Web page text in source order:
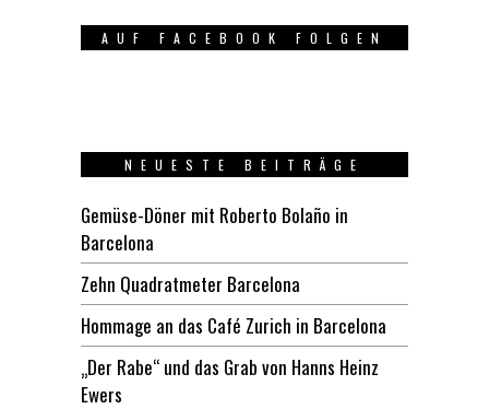
AUF FACEBOOK FOLGEN
NEUESTE BEITRÄGE
Gemüse-Döner mit Roberto Bolaño in
Barcelona
Zehn Quadratmeter Barcelona
Hommage an das Café Zurich in Barcelona
„Der Rabe“ und das Grab von Hanns Heinz
Ewers